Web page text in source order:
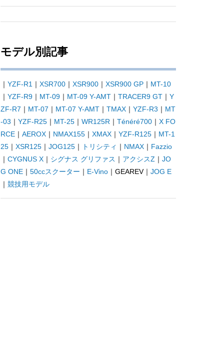
モデル別記事
｜ YZF-R1 ｜ XSR700｜ XSR900｜ XSR900 GP｜ MT-10
｜ YZF-R9｜ MT-09｜ MT-09 Y-AMT｜ TRACER9 GT｜ Y
ZF-R7 ｜ MT-07 ｜ MT-07 Y-AMT｜ TMAX｜ YZF-R3 ｜ MT
-03 ｜ YZF-R25｜ MT-25｜ WR125R ｜ Ténéré700｜ X FO
RCE｜ AEROX｜ NMAX155｜ XMAX｜ YZF-R125｜ MT-1
25｜ XSR125｜ JOG125｜ トリシティ ｜ NMAX｜ Fazzio
｜ CYGNUS X｜ シグナス グリファス ｜ アクシスZ ｜ JO
G ONE｜ 50ccスクーター ｜ E-Vino｜GEAREV｜ JOG E
｜ 競技用モデル